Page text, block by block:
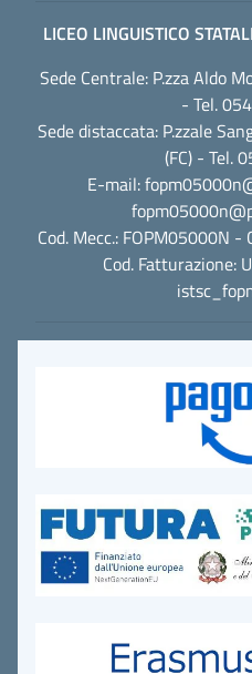
LICEO LINGUISTICO
Sede Centrale: P.zza Aldo
- Tel.
Sede distaccata: P.zzale
(FC) - Tel.
E-mail:
Cod. Mecc.: FOPM05000N
Cod. Fatturazione: